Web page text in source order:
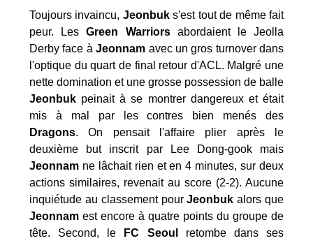
Toujours invaincu, Jeonbuks'est tout de même fait
peur. LesGreen Warriorsabordaient le Jeolla
Derby face àJeonnam avec un gros turnover dans
l'optique du quart de final retour d'ACL. Malgré une
nette domination et une grosse possession de balle
Jeonbuk peinait à se montrer dangereux et était
mis à mal par les contres bien menés des
Dragons. On pensait l'affaire plier après le
deuxième but inscrit par Lee Dong-gook mais
Jeonnam ne lâchait rien et en 4 minutes, sur deux
actions similaires, revenait au score (2-2). Aucune
inquiétude au classement pourJeonbuk alors que
Jeonnam est encore à quatre points du groupe de
tête. Second, le
FC Seoul
retombe dans ses